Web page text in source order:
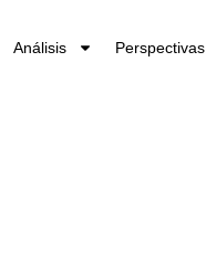
Análisis Perspectivas